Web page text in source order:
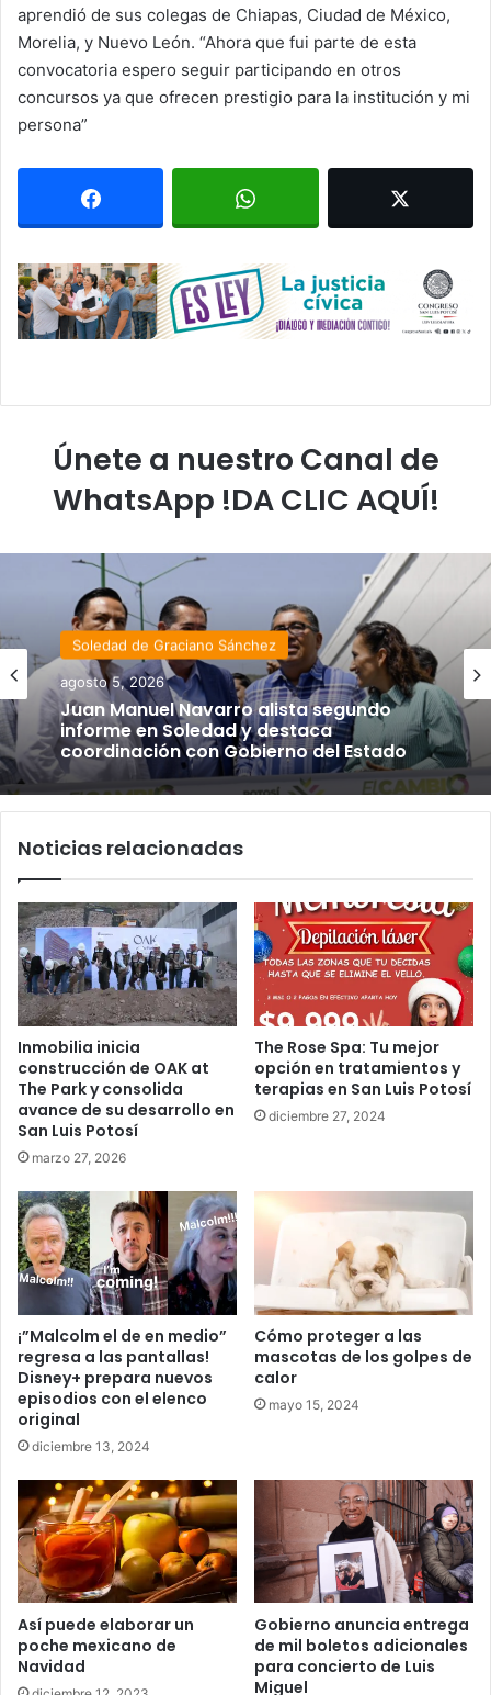
aprendió de sus colegas de Chiapas, Ciudad de México,
Morelia, y Nuevo León. “Ahora que fui parte de esta
convocatoria espero seguir participando en otros
concursos ya que ofrecen prestigio para la institución y mi
persona”
Únete a nuestro Canal de
WhatsApp !DA CLIC AQUÍ!
Soledad de Graciano Sánchez
agosto 5, 2026
Juan Manuel Navarro alista segundo
informe en Soledad y destaca
coordinación con Gobierno del Estado
Noticias relacionadas
Inmobilia inicia
construcción de OAK at
The Park y consolida
avance de su desarrollo en
San Luis Potosí
marzo 27, 2026
The Rose Spa: Tu mejor
opción en tratamientos y
terapias en San Luis Potosí
diciembre 27, 2024
¡”Malcolm el de en medio”
regresa a las pantallas!
Disney+ prepara nuevos
episodios con el elenco
original
diciembre 13, 2024
Cómo proteger a las
mascotas de los golpes de
calor
mayo 15, 2024
Así puede elaborar un
poche mexicano de
Navidad
Gobierno anuncia entrega
de mil boletos adicionales
para concierto de Luis
Miguel